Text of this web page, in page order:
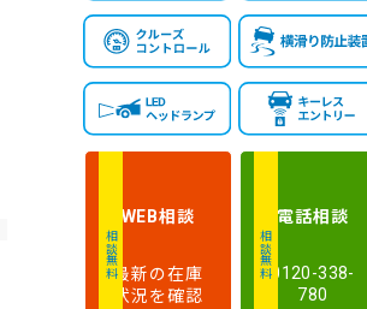
相談無料
WEB相談
最新の在庫
状況を確認
相談無料
電話相談
0120-338-
780